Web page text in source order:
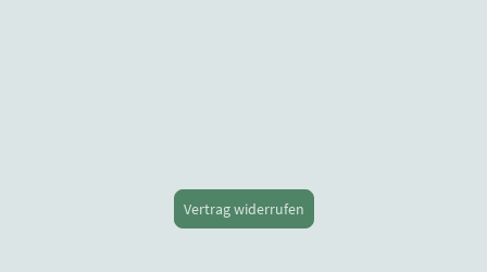
Vertrag widerrufen